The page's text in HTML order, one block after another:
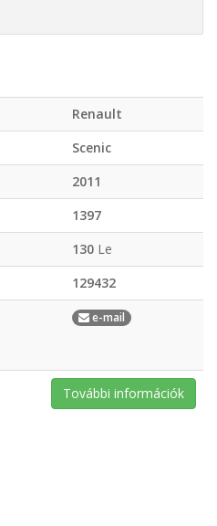
Renault
Scenic
2011
1397
130 Le
129432
e-mail
További információk